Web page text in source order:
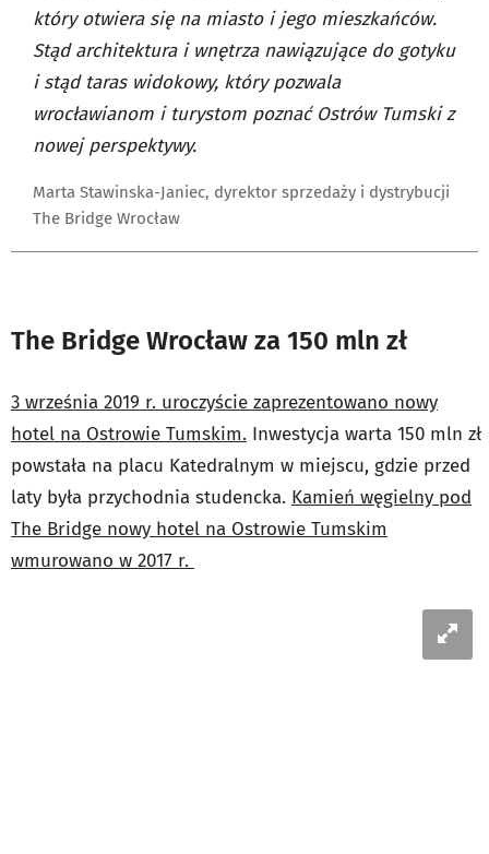
który otwiera się na miasto i jego mieszkańców.
Stąd architektura i wnętrza nawiązujące do gotyku
i stąd taras widokowy, który pozwala
wrocławianom i turystom poznać Ostrów Tumski z
nowej perspektywy.
Marta Stawinska-Janiec, dyrektor sprzedaży i dystrybucji
The Bridge Wrocław
The Bridge Wrocław za 150 mln zł
3 września 2019 r. uroczyście zaprezentowano nowy
hotel na Ostrowie Tumskim. Inwestycja warta 150 mln zł
powstała na placu Katedralnym w miejscu, gdzie przed
laty była przychodnia studencka. Kamień węgielny pod
The Bridge nowy hotel na Ostrowie Tumskim
wmurowano w 2017 r.